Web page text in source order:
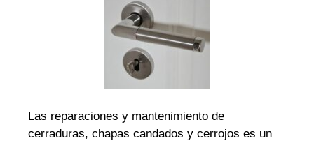
Las reparaciones y mantenimiento de
cerraduras, chapas candados y cerrojos es un